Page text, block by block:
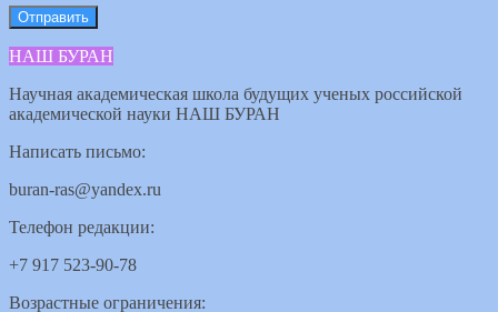
НАШ БУРАН
Научная академическая школа будущих ученых российской
академической науки НАШ БУРАН
Написать письмо:
buran-ras@yandex.ru
Телефон редакции:
+7 917 523-90-78
Возрастные ограничения: